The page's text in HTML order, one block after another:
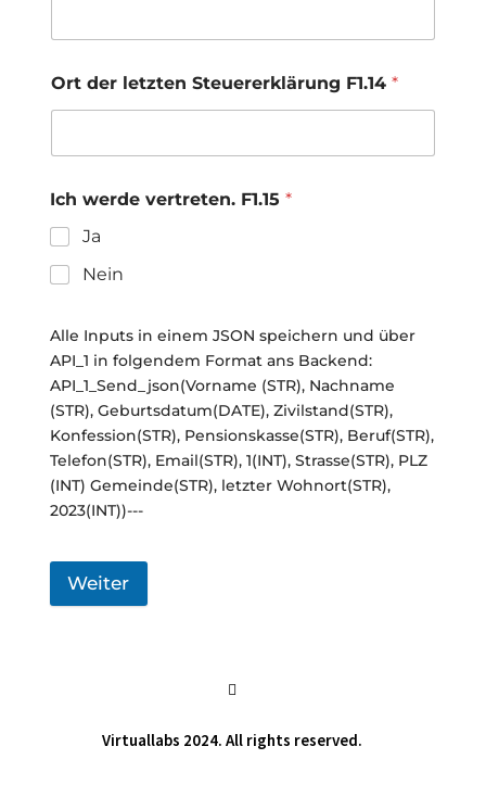
Ort der letzten Steuererklärung F1.14 *
Ich werde vertreten. F1.15 *
Ja
Nein
Alle Inputs in einem JSON speichern und über
API_1 in folgendem Format ans Backend:
API_1_Send_json(Vorname (STR), Nachname
(STR), Geburtsdatum(DATE), Zivilstand(STR),
Konfession(STR), Pensionskasse(STR), Beruf(STR),
Telefon(STR), Email(STR), 1(INT), Strasse(STR), PLZ
(INT) Gemeinde(STR), letzter Wohnort(STR),
2023(INT))---
Weiter

Virtuallabs 2024. All rights reserved.